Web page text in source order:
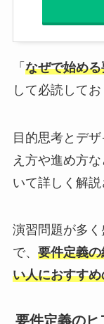
「 なぜで始め
して必読してお
目的思考とデ
え方や進め方
いて詳しく解説
演習問題が多
で、 要件定義
い人におすすめ
要件定義の